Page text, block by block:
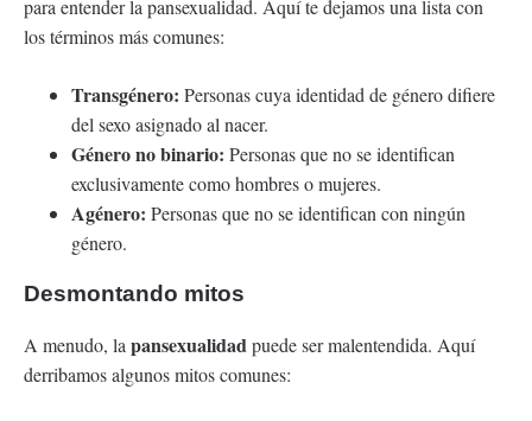
para entender la pansexualidad. Aquí te dejamos una lista con
los términos más comunes:
Transgénero: Personas cuya identidad de género difiere
del sexo asignado al nacer.
Género no binario: Personas que no se identifican
exclusivamente como hombres o mujeres.
Agénero: Personas que no se identifican con ningún
género.
Desmontando mitos
A menudo, la pansexualidad puede ser malentendida. Aquí
derribamos algunos mitos comunes: